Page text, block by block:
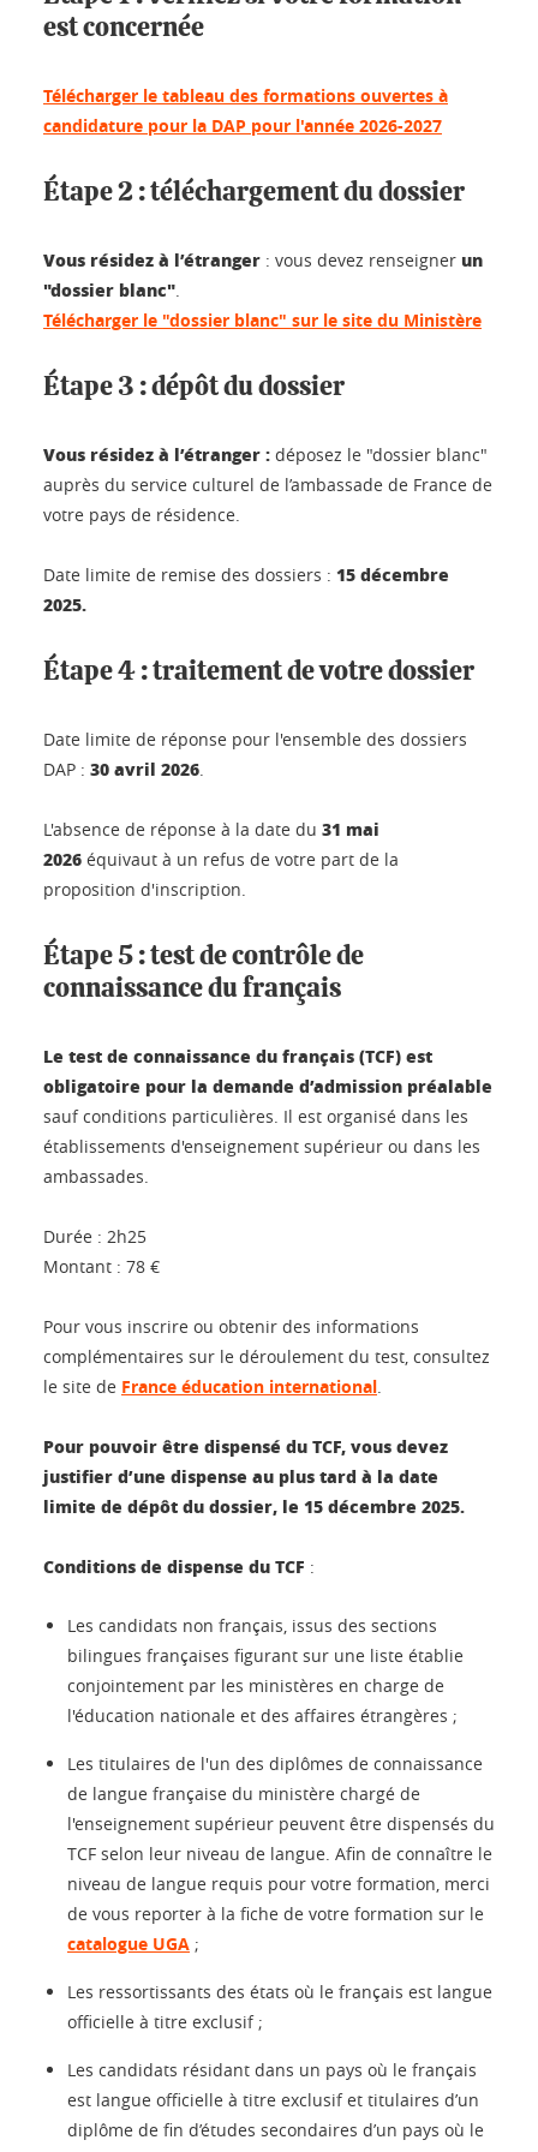
est concernée
Télécharger le tableau des formations ouvertes à
candidature pour la DAP pour l'année 2026-2027
Étape 2 : téléchargement du dossier
Vous résidez à l’étranger : vous devez renseigner un
"dossier blanc".
Télécharger le "dossier blanc" sur le site du Ministère
Étape 3 : dépôt du dossier
Vous résidez à l’étranger : déposez le "dossier blanc"
auprès du service culturel de l’ambassade de France de
votre pays de résidence.
Date limite de remise des dossiers : 15 décembre
2025.
Étape 4 : traitement de votre dossier
Date limite de réponse pour l'ensemble des dossiers
DAP : 30 avril 2026.
L'absence de réponse à la date du 31 mai
2026 équivaut à un refus de votre part de la
proposition d'inscription.
Étape 5 : test de contrôle de
connaissance du français
Le test de connaissance du français (TCF) est
obligatoire pour la demande d’admission préalable
sauf conditions particulières. Il est organisé dans les
établissements d'enseignement supérieur ou dans les
ambassades.
Durée : 2h25
Montant : 78 €
Pour vous inscrire ou obtenir des informations
complémentaires sur le déroulement du test, consultez
le site de France éducation international.
Pour pouvoir être dispensé du TCF, vous devez
justifier d’une dispense au plus tard à la date
limite de dépôt du dossier, le 15 décembre 2025.
Conditions de dispense du TCF :
Les candidats non français, issus des sections
bilingues françaises figurant sur une liste établie
conjointement par les ministères en charge de
l'éducation nationale et des affaires étrangères ;
Les titulaires de l'un des diplômes de connaissance
de langue française du ministère chargé de
l'enseignement supérieur peuvent être dispensés du
TCF selon leur niveau de langue. Afin de connaître le
niveau de langue requis pour votre formation, merci
de vous reporter à la fiche de votre formation sur le
catalogue UGA ;
Les ressortissants des états où le français est langue
officielle à titre exclusif ;
Les candidats résidant dans un pays où le français
est langue officielle à titre exclusif et titulaires d’un
diplôme de fin d’études secondaires d’un pays où le